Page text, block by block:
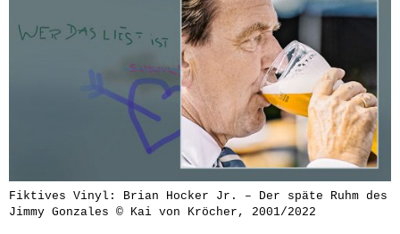
Fiktives Vinyl: Brian Hocker Jr. – Der späte Ruhm des
Jimmy Gonzales © Kai von Kröcher, 2001/2022